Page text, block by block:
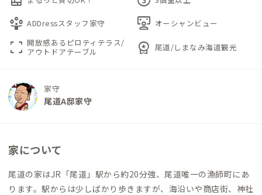
person_play ADDressスタッフ家守 interactive_space オーシャンビュー
fullscreen 開放感あるピロティテラス/
アウトドアテーブル
workspace_premium 尾道/しまなみ海道観光
家守
尾道A邸家守
家について
尾道の家はJR「尾道」駅から約20分強、尾道唯一の漁師町にあ
ります。駅からは少しばかり歩きますが、海沿いや商店街、神社